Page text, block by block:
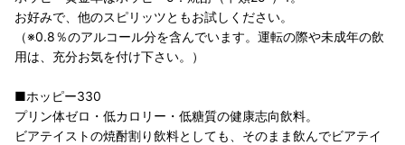
お好みで、他のスピリッツともお試しください。
（※0.8％のアルコール分を含んでいます。運転の際や未成年の飲
用は、充分お気を付け下さい。）
■ホッピー330
プリン体ゼロ・低カロリー・低糖質の健康志向飲料。
ビアテイストの焼酎割り飲料としても、そのまま飲んでビアテイ